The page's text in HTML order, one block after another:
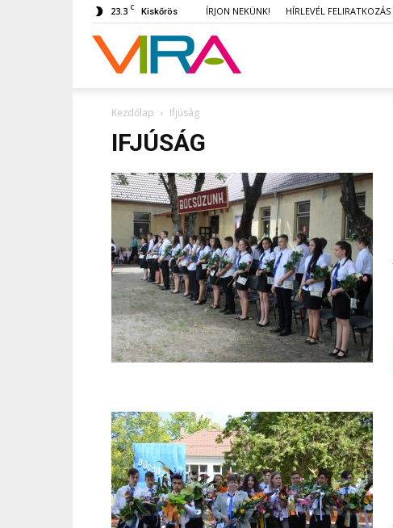
23.3 C Kiskőrös ÍRJON NEKÜNK! HÍRLEVÉL FELIRATKOZÁS
VIRA
Kezdőlap Ifjúság
IFJÚSÁG